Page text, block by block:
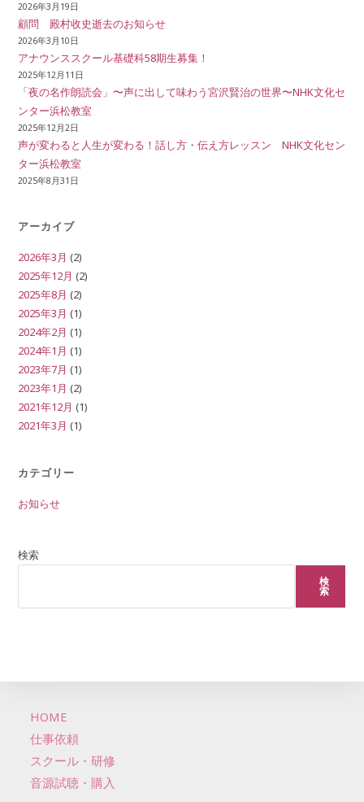
2026年3月19日
顧問 殿村收史逝去のお知らせ
2026年3月10日
アナウンススクール基礎科58期生募集！
2025年12月11日
「夜の名作朗読会」〜声に出して味わう宮沢賢治の世界〜NHK文化セ
ンター浜松教室
2025年12月2日
声が変わると人生が変わる！話し方・伝え方レッスン NHK文化セン
ター浜松教室
2025年8月31日
アーカイブ
2026年3月 (2)
2025年12月 (2)
2025年8月 (2)
2025年3月 (1)
2024年2月 (1)
2024年1月 (1)
2023年7月 (1)
2023年1月 (2)
2021年12月 (1)
2021年3月 (1)
カテゴリー
お知らせ
検索
検
索
HOME
仕事依頼
スクール・研修
音源試聴・購入